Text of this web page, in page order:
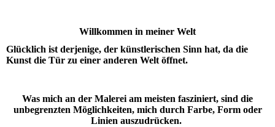
Willkommen in meiner Welt
Glücklich ist derjenige, der künstlerischen Sinn hat, da die
Kunst die Tür zu einer anderen Welt öffnet.
Was mich an der Malerei am meisten fasziniert, sind die
unbegrenzten Möglichkeiten, mich durch Farbe, Form oder
Linien auszudrücken.